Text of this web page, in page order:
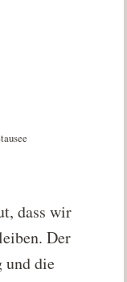
dass wir
Der
und die